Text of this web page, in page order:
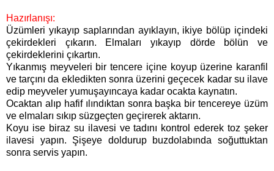
Hazırlanışı:
Üzümleri yıkayıp saplarından ayıklayın, ikiye bölüp içindeki
çekirdekleri çıkarın. Elmaları yıkayıp dörde bölün ve
çekirdeklerini çıkartın.
Yıkanmış meyveleri bir tencere içine koyup üzerine karanfil
ve tarçını da ekledikten sonra üzerini geçecek kadar su ilave
edip meyveler yumuşayıncaya kadar ocakta kaynatın.
Ocaktan alıp hafif ılındıktan sonra başka bir tencereye üzüm
ve elmaları sıkıp süzgeçten geçirerek aktarın.
Koyu ise biraz su ilavesi ve tadını kontrol ederek toz şeker
ilavesi yapın. Şişeye doldurup buzdolabında soğuttuktan
sonra servis yapın.